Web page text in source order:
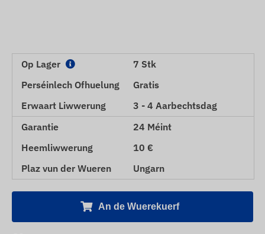
Op Lager
7 Stk
Perséinlech Ofhuelung
Gratis
Erwaart Liwwerung
3 - 4 Aarbechtsdag
Garantie
24 Méint
Heemliwwerung
10 €
Plaz vun der Wueren
Ungarn
An de Wuerekuerf